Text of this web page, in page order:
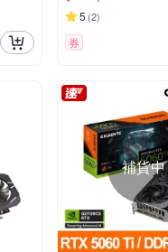
5 (2)
券
補貨中